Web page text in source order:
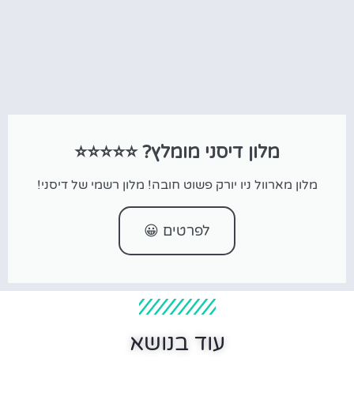
מלון דיסני מומלץ? ⭐⭐⭐⭐⭐
מלון מארוול ניו יורק פשוט חובה! מלון רשמי של דיסני!
לפרטים 😀
עוד בנושא